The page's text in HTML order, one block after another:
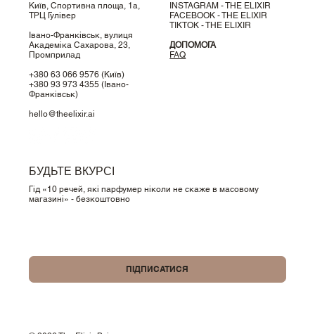
Київ, Спортивна площа, 1a,
ТРЦ Гулівер
Івано-Франківськ, вулиця
Академіка Сахарова, 23,
Промприлад
+380 63 066 9576(Київ)
+380 93 973 4355(Івано-
Франківськ)
hello@theelixir.ai
INSTAGRAM - THE ELIXIR
FACEBOOK - THE ELIXIR
TIKTOK - THE ELIXIR
ДОПОМОГА
FAQ
БУДЬТЕ ВКУРСІ
Гід «10 речей, які парфумер ніколи не скаже в масовому
магазині» - безкоштовно
ПІДПИСАТИСЯ